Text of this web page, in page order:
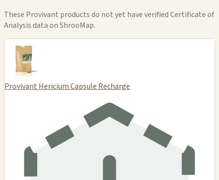
These Provivant products do not yet have verified Certificate of
Analysis data on ShrooMap.
Provivant Hericium Capsule Recharge